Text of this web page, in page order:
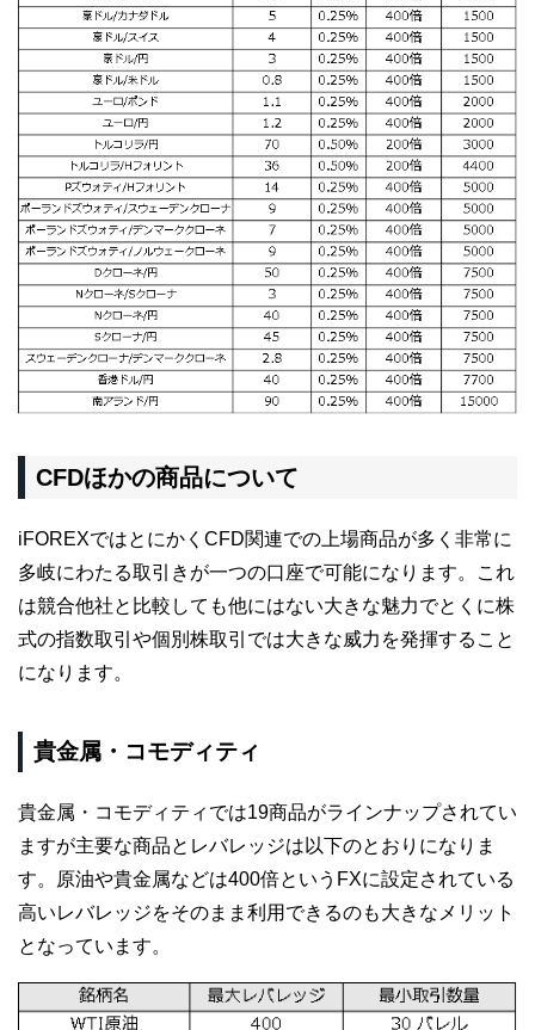
CFDほかの商品について
iFOREXではとにかくCFD関連での上場商品が多く非常に
多岐にわたる取引きが一つの口座で可能になります。これ
は競合他社と比較しても他にはない大きな魅力でとくに株
式の指数取引や個別株取引では大きな威力を発揮すること
になります。
貴金属・コモディティ
貴金属・コモディティでは19商品がラインナップされてい
ますが主要な商品とレバレッジは以下のとおりになりま
す。原油や貴金属などは400倍というFXに設定されている
高いレバレッジをそのまま利用できるのも大きなメリット
となっています。